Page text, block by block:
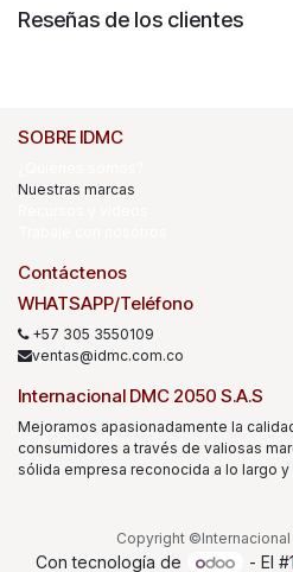
Reseñas de los clientes
SOBRE IDMC
Nuestras marcas
Contáctenos
WHATSAPP/Teléfono
+57 305 3550109
ventas@idmc.com.co
Internacional DMC 2050 S.A.S
Mejoramos apasionadamente la
consumidores a través de valiosas
sólida empresa reconocida a lo largo
Copyright ©Internacional
Con tecnología de - El #1